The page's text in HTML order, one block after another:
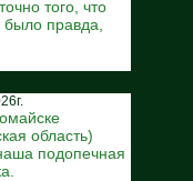
того, что
было правда,
область)
подопечная